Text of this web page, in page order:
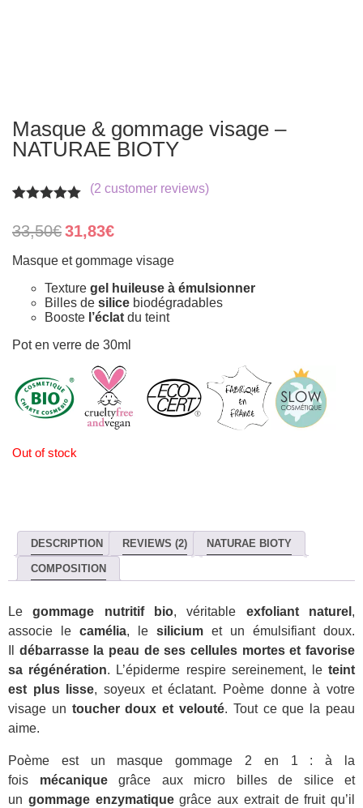
Masque & gommage visage –
NATURAE BIOTY
out of 5
based on
ratings
(2 customer reviews)
33,50€ Original
price
was:
33,50€.
31,83€Current
is:
31,83€.
Masque et gommage visage
Texture gel huileuse à émulsionner
Billes de silice biodégradables
Booste l’éclat du teint
Pot en verre de 30ml
Out of stock
DESCRIPTION REVIEWS (2) NATURAE BIOTY
COMPOSITION
Legommage nutritif bio, véritable exfoliant naturel ,
associe le camélia, le silicium et un émulsifiant doux.
débarrasse la peau de ses cellules mortes et favorise
sa régénération. L’épiderme respire sereinement, leteint
est plus lisse, soyeux et éclatant. Poème donne à votre
visage un toucher doux et velouté. Tout ce que la peau
aime.
Poème est un masque gommage 2 en 1 : à la
fois mécaniquegrâce aux micro billes de silice et
un gommage enzymatiquegrâce aux extrait de fruit qu’il